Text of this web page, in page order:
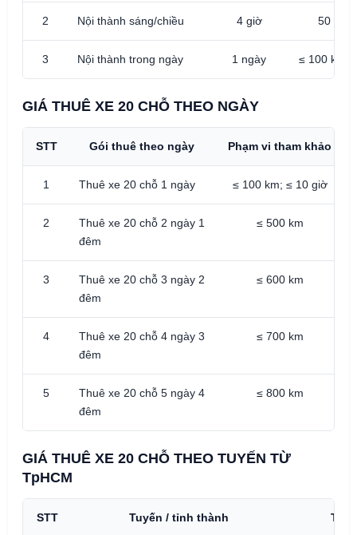
2 Nội thành sáng/chiều 4 giờ 50 –
3 Nội thành trong ngày 1 ngày ≤ 100 km;
GIÁ THUÊ XE 20 CHỖ THEO NGÀY
STT Gói thuê theo ngày Phạm vi tham khảo
1 Thuê xe 20 chỗ 1 ngày ≤ 100 km; ≤ 10 giờ
2
Thuê xe 20 chỗ 2 ngày 1
đêm
≤ 500 km
3
Thuê xe 20 chỗ 3 ngày 2
đêm
≤ 600 km
4
Thuê xe 20 chỗ 4 ngày 3
đêm
≤ 700 km
5
Thuê xe 20 chỗ 5 ngày 4
đêm
≤ 800 km
GIÁ THUÊ XE 20 CHỖ THEO TUYẾN TỪ
TpHCM
STT Tuyến / tỉnh thành